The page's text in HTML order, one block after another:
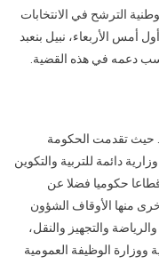
الترشح في الانتخابات
أمس الأربعاء، نبيل بنعبد
دعمه في هذه القضية.
حيث تقدمت الحكومة
دائمة للتربية والتكوين
رئاسة عبد الإله بن كيران، تتألف من 18 قطاعا حكوميا فضلا عن
منها الأوقاف الشؤون
والتجهيز والنقل،
ووزارة الوظيفة العمومية